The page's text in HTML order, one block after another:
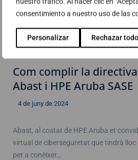
consentimiento a nuestro uso de las
Personalizar Rechazar todo
Com complir la
Abast i HPE Aruba SASE
4 de juny de 2024
Abast, al costat de HPE Aruba et
virtual de ciberseguretat que tindrà lloc
per a conèixer…